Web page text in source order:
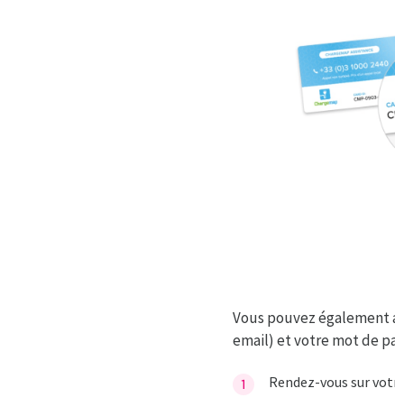
Vous pouvez
email) et votre mot de
Rendez-vous sur